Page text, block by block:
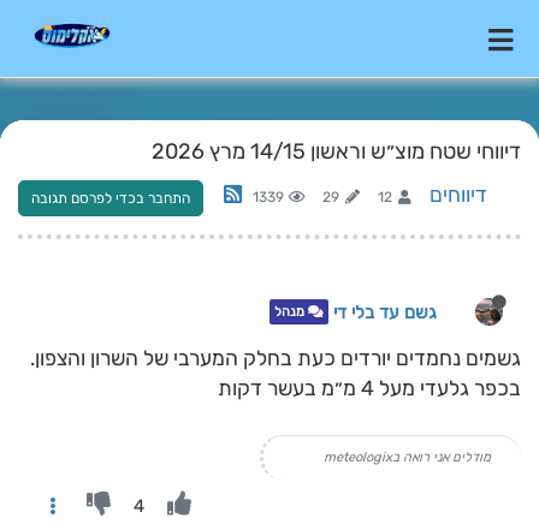
דיווחי שטח מוצ״ש וראשון 14/15 מרץ 2026
דיווחים 12
29
1339 התחבר בכדי לפרסם תגובה
גשם עד בלי די מנהל
גשמים נחמדים יורדים כעת בחלק המערבי של השרון והצפון.
בכפר גלעדי מעל 4 מ״מ בעשר דקות
מודלים אני רואה בmeteologix
4